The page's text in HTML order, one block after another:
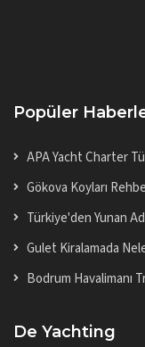
Popüler
APA Yacht Charter
Gökova Koyları
Türkiye'den Yunan
Gulet Kiralamada
Bodrum Havalimanı
De Yachting